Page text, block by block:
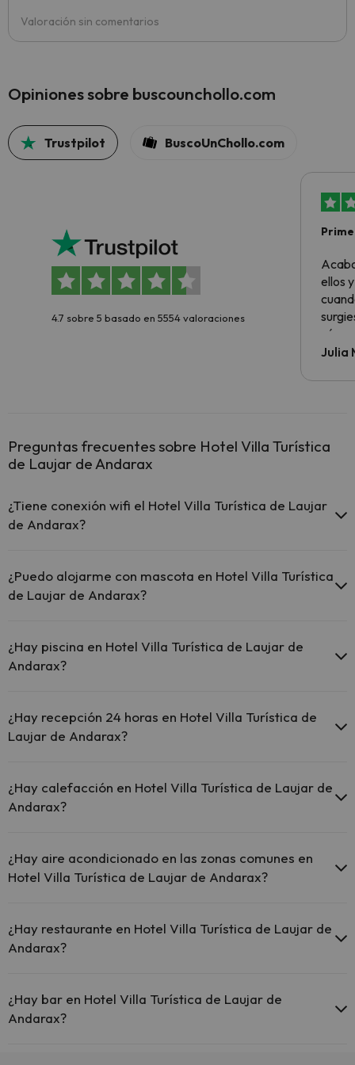
Valoración sin comentarios
Opiniones sobre buscounchollo.com
Trustpilot BuscoUnChollo.com
4.7 sobre 5 basado en 5554 valoraciones
ellos
todo
Julia
Preguntas frecuentes sobre Hotel Villa Turística
de Laujar de Andarax
¿Tiene conexión wifi el Hotel Villa Turística de Laujar
de Andarax?
gratuito en zonas comunes.
El Hotel Villa Turística de Laujar de Andarax dispone de Wi-Fi.
¿Puedo alojarme con mascota en Hotel Villa Turística
de Laujar de Andarax?
(previa petición y de pago directo en hotel). Consulta las
condiciones.
¿Hay piscina en Hotel Villa Turística de Laujar de
Andarax?
servicio puede ser de pago) Aquí tienes más info sobre la piscina y
otras instalaciones.
¿Hay recepción 24 horas en Hotel Villa Turística de
Laujar de Andarax?
horas.
¿Hay calefacción en Hotel Villa Turística de Laujar de
Andarax?
zonas comunes.
¿Hay aire acondicionado en las zonas comunes en
Hotel Villa Turística de Laujar de Andarax?
acondicionado en las zonas comunes.
¿Hay restaurante en Hotel Villa Turística de Laujar de
Andarax?
¿Hay bar en Hotel Villa Turística de Laujar de
Andarax?